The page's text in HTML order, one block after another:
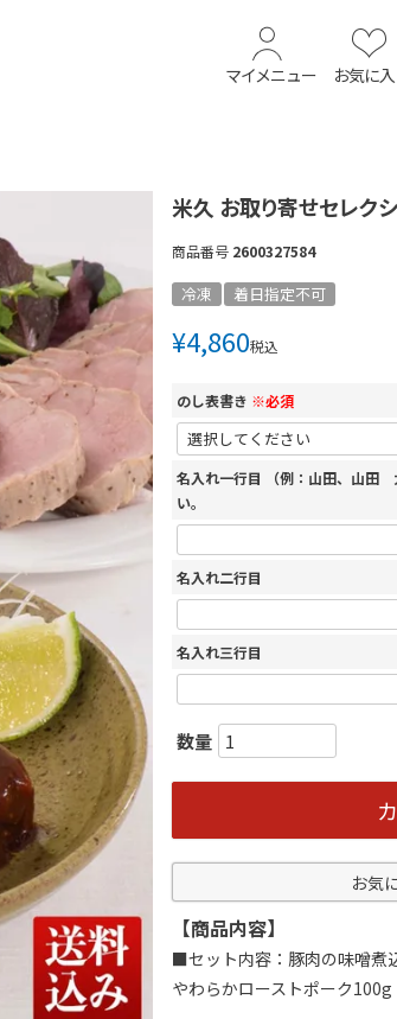
マイメニュー お気に
米久 お取り寄せセレク
商品番号 2600327584
冷凍 着日指定不可
¥4,860税込
のし表書き ※必須
名入れ一行目 （例：山田、山田
い。
名入れ二行目
名入れ三行目
お気
【商品内容】
■セット内容：豚肉の味噌煮
やわらかローストポーク100g